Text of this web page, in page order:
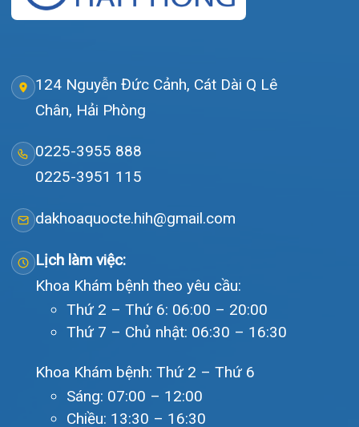
Gọi Tổng đài 0225-3955 888
Tra cứu kết quả xét nghiệm
Tra cứu hóa đơn
Giới thiệu
Lịch khám
Hướng dẫn khám
Văn bản pháp quy